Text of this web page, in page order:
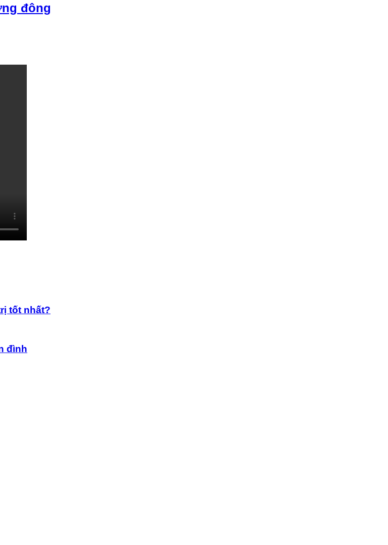
đông
tốt nhất?
đình